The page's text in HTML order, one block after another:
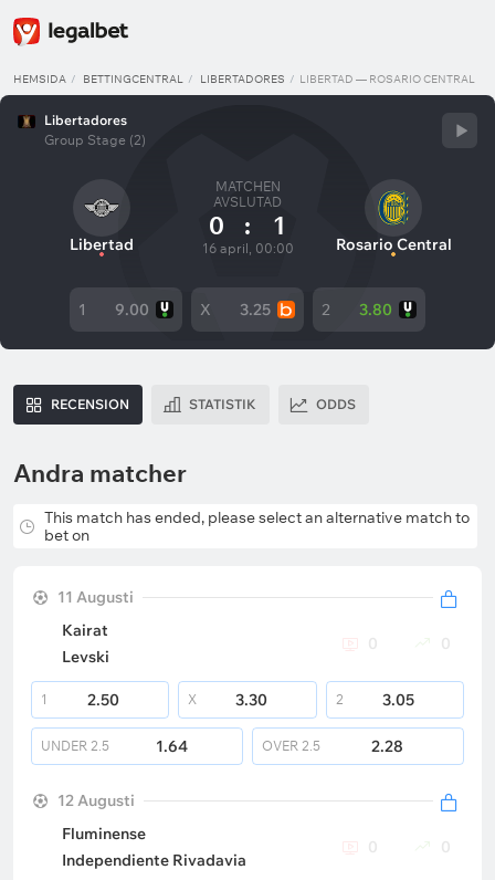
HEMSIDA BETTINGCENTRAL LIBERTADORES LIBERTAD — ROSARIO CENTRAL
Libertadores
Group Stage (2)
Libertad
MATCHEN
AVSLUTAD
0 : 1
16 april, 00:00 Rosario Central
1 9.00 X 3.25 2 3.80
RECENSION STATISTIK ODDS
Andra matcher
This match has ended, please select an alternative match to
bet on
11 Augusti
Kairat
Levski
0 0
1 2.50 X 3.30 2 3.05
UNDER 2.5 1.64 OVER 2.5 2.28
12 Augusti
Fluminense
Independiente Rivadavia
0 0